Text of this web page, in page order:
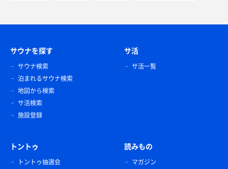
サウナを探す
サウナ検索
泊まれるサウナ検索
地図から検索
サ活検索
施設登録
サ活
サ活一覧
トントゥ
トントゥ抽選会
読みもの
マガジン